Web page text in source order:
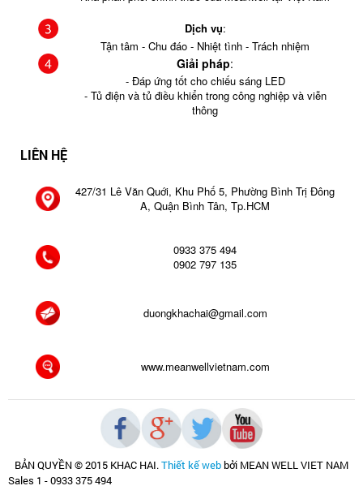
Dịch vụ:
Tận tâm - Chu đáo - Nhiệt tình - Trách nhiệm
Giải pháp:
- Đáp ứng tốt cho chiếu sáng LED
- Tủ điện và tủ điều khiển trong công nghiệp và viễn
thông
LIÊN HỆ
427/31 Lê Văn Quới, Khu Phố 5, Phường Bình Trị Đông
A, Quận Bình Tân, Tp.HCM
0933 375 494
0902 797 135
duongkhachai@gmail.com
www.meanwellvietnam.com
BẢN QUYỀN © 2015 KHAC HAI.Thiết kế webbởi MEAN WELL VIET NAM
Sales 1 - 0933 375 494